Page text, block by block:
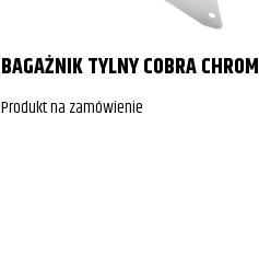
BAGAŻNIK TYLNY COBRA CHROM
Produkt na zamówienie